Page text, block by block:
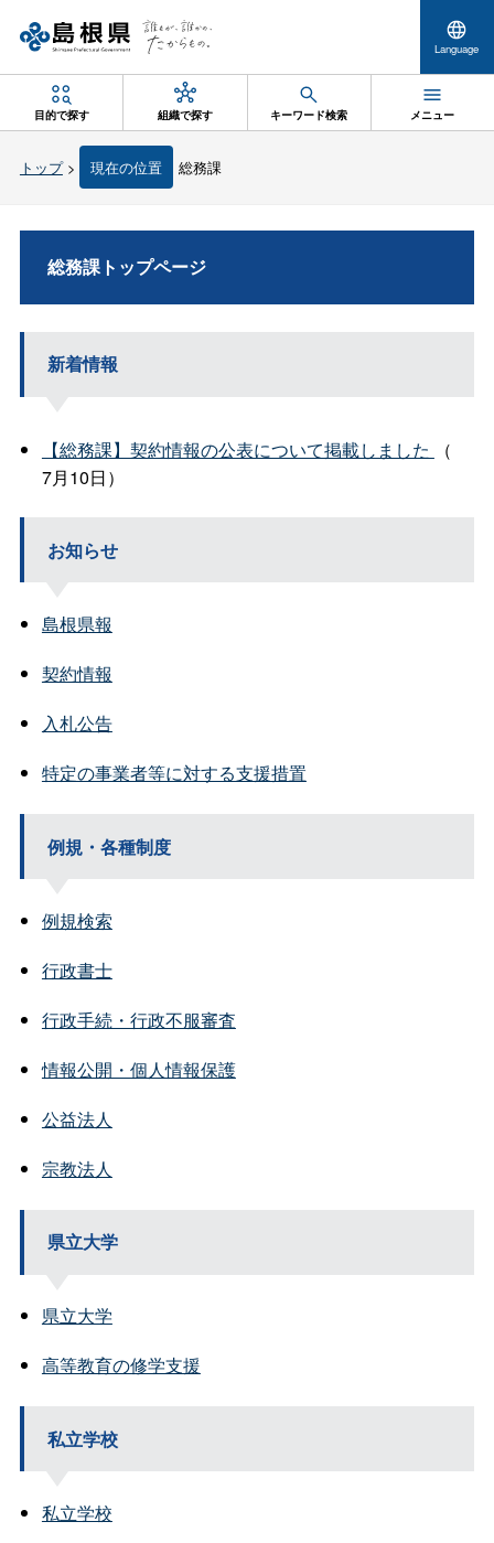
Language
目的で探す 組織で探す キーワード検索 メニュー
トップ> 現在の位置 総務課
総務課トップページ
新着情報
【総務課】契約情報の公表について掲載しました
（
7月10日）
お知らせ
島根県報
契約情報
入札公告
特定の事業者等に対する支援措置
例規・各種制度
例規検索
行政書士
行政手続・行政不服審査
情報公開・個人情報保護
公益法人
宗教法人
県立大学
県立大学
高等教育の修学支援
私立学校
私立学校